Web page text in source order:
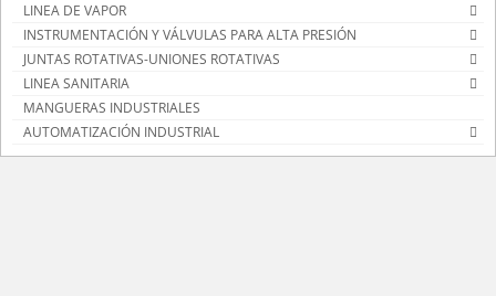
LINEA DE VAPOR
INSTRUMENTACIÓN Y VÁLVULAS PARA ALTA PRESIÓN
JUNTAS ROTATIVAS-UNIONES ROTATIVAS
LINEA SANITARIA
MANGUERAS INDUSTRIALES
AUTOMATIZACIÓN INDUSTRIAL